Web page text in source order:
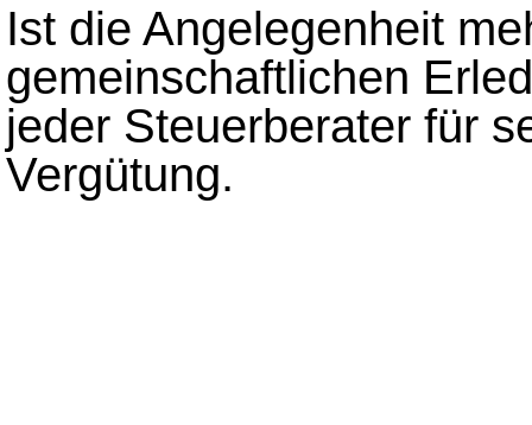
Ist die Angelegenheit
gemeinschaftlichen
jeder Steuerberater für
Vergütung.